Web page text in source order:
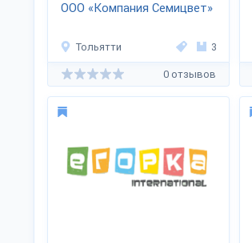
ООО «Компания Семицвет»
Тольятти 3
0 отзывов